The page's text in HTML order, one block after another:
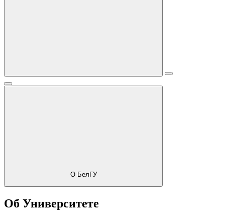
О БелГУ
Об Университете